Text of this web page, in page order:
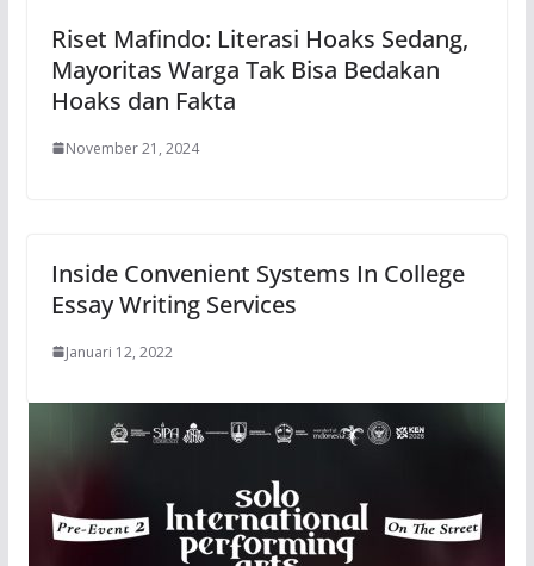
Riset Mafindo: Literasi Hoaks Sedang,
Mayoritas Warga Tak Bisa Bedakan
Hoaks dan Fakta
November 21, 2024
Inside Convenient Systems In College
Essay Writing Services
Januari 12, 2022